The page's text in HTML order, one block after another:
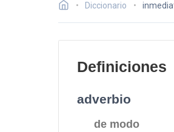
Diccionario
Definiciones
adverbio
de modo